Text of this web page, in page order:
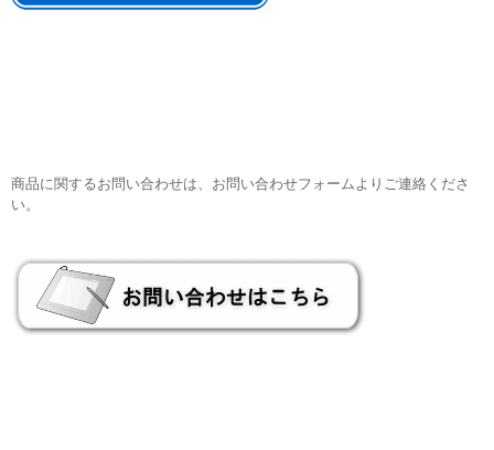
商品に関するお問い合わせは、お問い合わせフォームよりご連絡くださ
い。